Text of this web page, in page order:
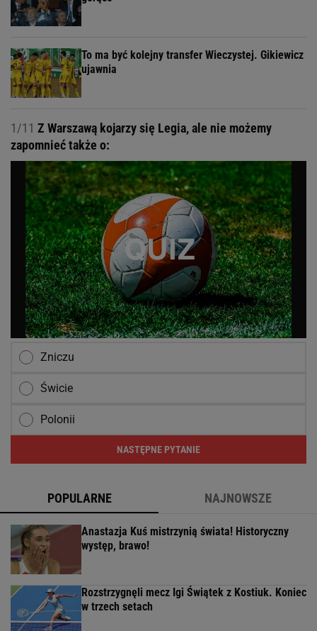
To ma być kolejny transfer Wieczystej. Gikiewicz
ujawnia
1/11 Z Warszawą kojarzy się Legia, ale nie możemy
zapomnieć także o:
Zniczu
Świcie
Polonii
NASTĘPNE PYTANIE
POPULARNE NAJNOWSZE
Anastazja Kuś mistrzynią świata! Historyczny
występ, brawo!
Rozstrzygnęli mecz Igi Świątek z Kostiuk. Koniec
w trzech setach